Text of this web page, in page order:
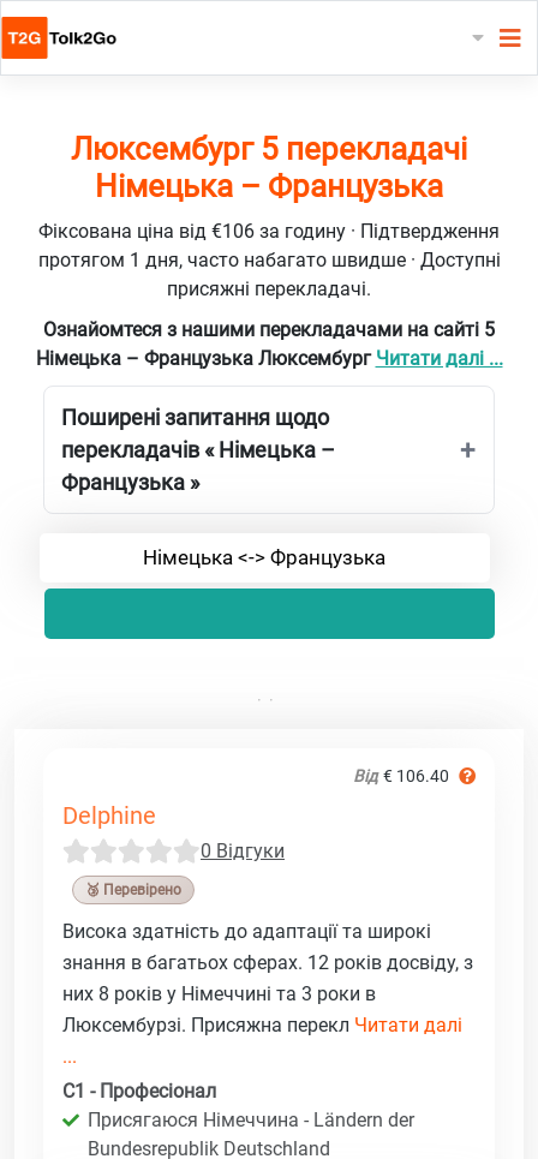
Люксембург 5 перекладачі
Німецька – Французька
Фіксована ціна від €106 за годину · Підтвердження
протягом 1 дня, часто набагато швидше · Доступні
присяжні перекладачі.
Ознайомтеся з нашими перекладачами на сайті 5
Німецька – Французька Люксембург Читати далі ...
Поширені запитання щодо
перекладачів « Німецька –
Французька »
Німецька <-> Французька
Від € 106.40
Delphine
0 Відгуки
🥉 Перевірено
Висока здатність до адаптації та широкі
знання в багатьох сферах. 12 років досвіду, з
них 8 років у Німеччині та 3 роки в
Люксембурзі. Присяжна перекл Читати далі
...
C1 - Професіонал
Присягаюся Німеччина - Ländern der
Bundesrepublik Deutschland